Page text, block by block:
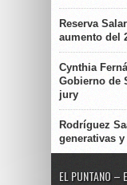
Reserva
aumento del
Cynthia
Gobierno de
jury
Rodríguez
generativas
EL PUNTANO –